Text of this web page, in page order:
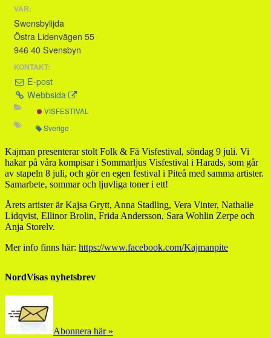
VAR:
Swensbylijda
Östra Lidenvägen 55
946 40 Svensbyn
KONTAKT:
E-post
Webbsida
VISFESTIVAL
Sverige
Kajman presenterar stolt Folk & Fä Visfestival, söndag 9 juli. Vi
hakar på våra kompisar i Sommarljus Visfestival i Harads, som går
av stapeln 8 juli, och gör en egen festival i Piteå med samma artister.
Samarbete, sommar och ljuvliga toner i ett!
Årets artister är Kajsa Grytt, Anna Stadling, Vera Vinter, Nathalie
Lidqvist, Ellinor Brolin, Frida Andersson, Sara Wohlin Zerpe och
Anja Storelv.
Mer info finns här: https://www.facebook.com/Kajmanpite
NordVisas nyhetsbrev
Abonnera här »